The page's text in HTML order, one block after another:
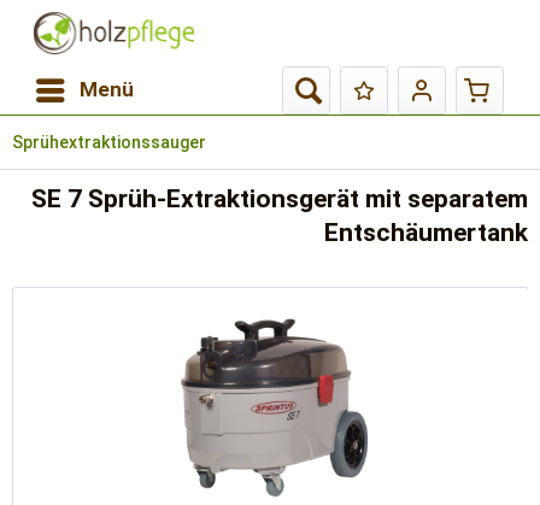
Menü
Sprühextraktionssauger
SE 7 Sprüh-Extraktionsgerät mit separatem
Entschäumertank